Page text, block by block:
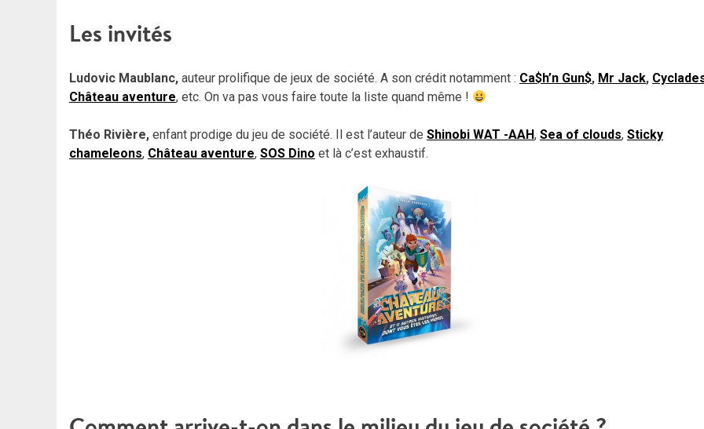
Les invités
Ludovic Maublanc, auteur prolifique de jeux de société. A son crédit notamment : Ca$h’n Gun$, Mr Jack,
Château aventure, etc. On va pas vous faire toute la liste quand même !
Théo Rivière, enfant prodige du jeu de société. Il est l’auteur de Shinobi WAT -AAH, Sea of clouds, Sticky
chameleons, Château aventure, SOS Dino et là c’est exhaustif.